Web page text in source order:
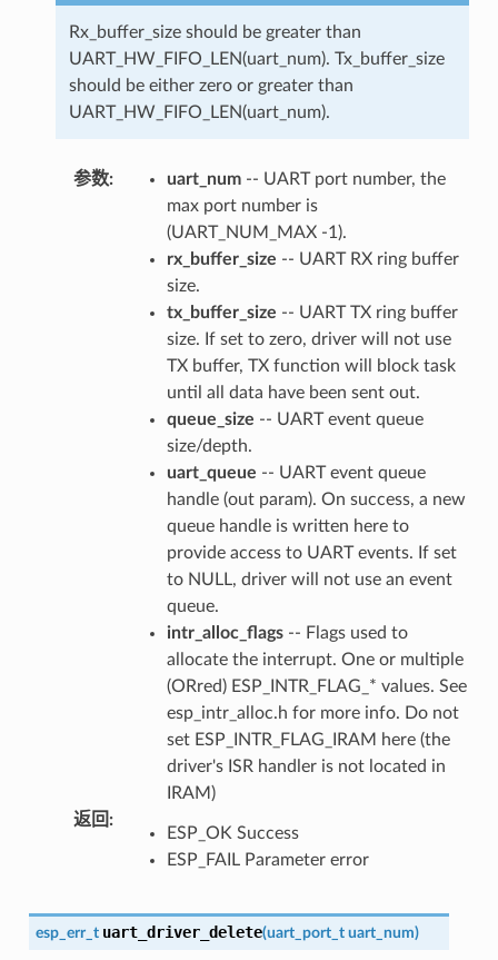
Rx_buffer_size should be greater than
UART_HW_FIFO_LEN(uart_num). Tx_buffer_size
should be either zero or greater than
UART_HW_FIFO_LEN(uart_num).
参数: uart_num-- UART port number, the
max port number is
(UART_NUM_MAX -1).
rx_buffer_size -- UART RX ring buffer
size.
tx_buffer_size -- UART TX ring buffer
size. If set to zero, driver will not use
TX buffer, TX function will block task
until all data have been sent out.
queue_size -- UART event queue
size/depth.
uart_queue -- UART event queue
handle (out param). On success, a new
queue handle is written here to
provide access to UART events. If set
to NULL, driver will not use an event
queue.
intr_alloc_flags-- Flags used to
allocate the interrupt. One or multiple
(ORred) ESP_INTR_FLAG_* values. See
esp_intr_alloc.h for more info. Do not
set ESP_INTR_FLAG_IRAM here (the
driver's ISR handler is not located in
IRAM)
返回 :
ESP_OK Success
ESP_FAIL Parameter error
esp_err_t uart_driver_delete(uart_port_t uart_num)